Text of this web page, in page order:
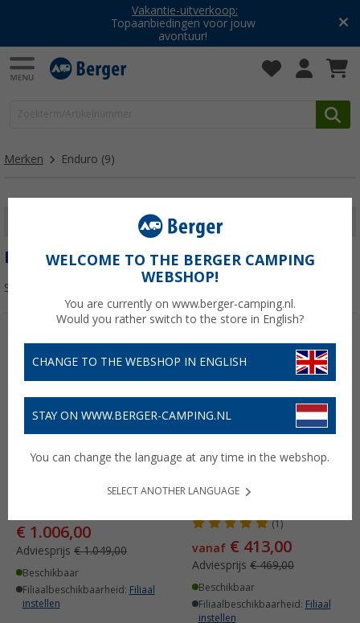
Vakantie-uitverkoop:
Topaanbiedingen voor jouw
avontuur!
Merken Enduro (9)
FILTER WEERGEVEN
ENDURO
Sorteren:
-4%
manoeuvreerhulp
€ 1.006,00
Adviesprijs € 1.049,00
Beschikbaar
Filiaalbeschikbaarheid: Filiaal
instellen
-11%
lithiumbatterij 12V met
(1)
vanaf € 413,00
Adviesprijs € 469,00
Beschikbaar
Filiaalbeschikbaarheid: Filiaal
instellen
WELCOME TO THE BERGER CAMPING
WEBSHOP!
You are currently on www.berger-camping.nl.
Would you rather switch to the store in English?
CHANGE TO THE WEBSHOP IN ENGLISH
STAY ON WWW.BERGER-CAMPING.NL
You can change the language at any time in the webshop.
SELECT ANOTHER LANGUAGE